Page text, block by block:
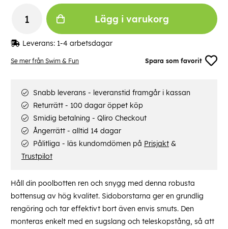
Se mer från Swim & Fun Spara som favorit
Håll din poolbotten ren och snygg med denna robusta
bottensug av hög kvalitet. Sidoborstarna ger en grundlig
rengöring och tar effektivt bort även envis smuts. Den
monteras enkelt med en sugslang och teleskopstång, så att
Lägg i varukorg
Leverans: 1-4 arbetsdagar
Snabb leverans - leveranstid framgår i kassan
Returrätt - 100 dagar öppet köp
Smidig betalning - Qliro Checkout
Ångerrätt - alltid 14 dagar
Pålitliga - läs kundomdömen på Prisjakt &
Trustpilot